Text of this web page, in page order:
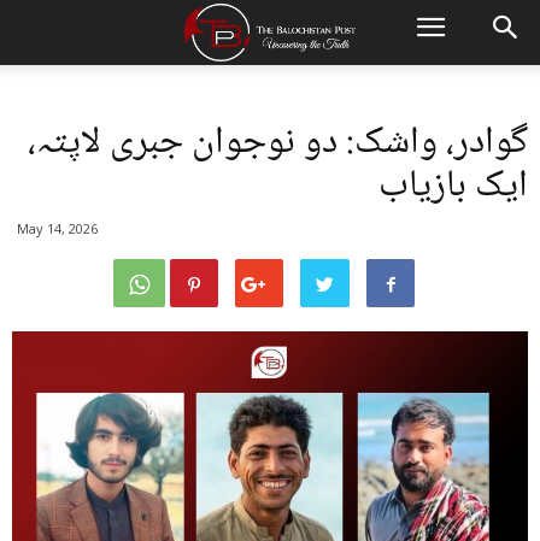
گوادر، واشک: دو نوجوان جبری لاپتہ،
ایک بازیاب
May 14, 2026